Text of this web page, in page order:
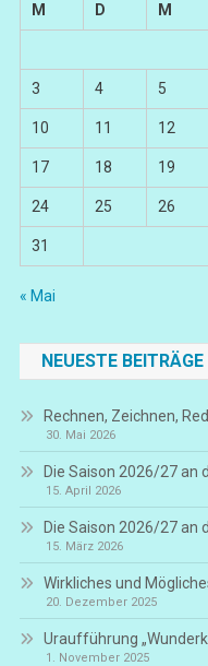
M
D M
3 4 5
10 11 12
17 18 19
24 25 26
31
« Mai
NEUESTE BEITRÄGE
Rechnen, Zeichnen,
30. Mai 2026
Die Saison 2026/27 an
15. April 2026
Die Saison 2026/27 an
15. März 2026
Wirkliches und
20. Dezember 2025
Uraufführung
1. November 2025